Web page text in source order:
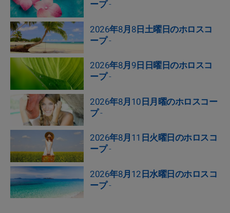
ープ-
2026年8月8日土曜日のホロスコ
ープ-
2026年8月9日日曜日のホロスコ
ープ-
2026年8月10日月曜のホロスコー
プ-
2026年8月11日火曜日のホロスコ
ープ-
2026年8月12日水曜日のホロスコ
ープ-